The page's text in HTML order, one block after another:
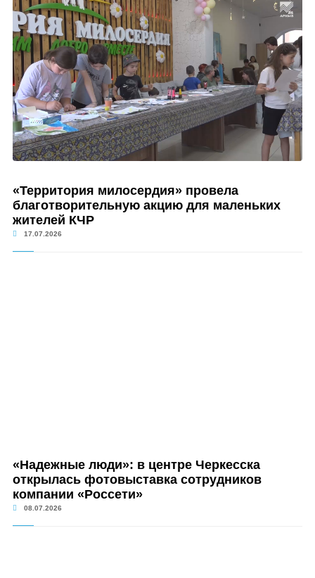
«Территория милосердия» провела
благотворительную акцию для маленьких
жителей КЧР
17.07.2026
«Надежные люди»: в центре Черкесска
открылась фотовыставка сотрудников
компании «Россети»
08.07.2026